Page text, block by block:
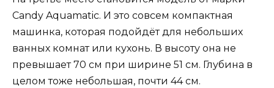
Candy Aquamatic. И это совсем компактная
машинка, которая подойдёт для небольших
ванных комнат или кухонь. В высоту она не
превышает 70 см при ширине 51 см. Глубина в
целом тоже небольшая, почти 44 см.